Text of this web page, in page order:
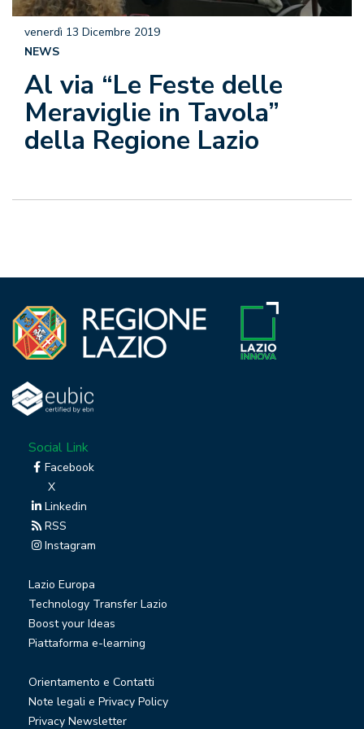
Al via “Le Feste delle
Meraviglie in Tavola”
della Regione Lazio
venerdì 13 Dicembre 2019
NEWS
Social Link
Facebook
X
Linkedin
RSS
Instagram
Lazio Europa
Technology Transfer Lazio
Boost your Ideas
Piattaforma e-learning
Orientamento e Contatti
Note legali e Privacy Policy
Privacy Newsletter